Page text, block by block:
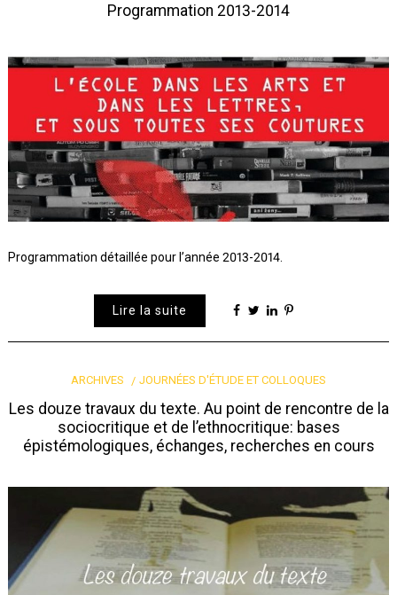
Programmation 2013-2014
Programmation détaillée pour l’année 2013-2014.
Lire la suite
ARCHIVES JOURNÉES D'ÉTUDE ET COLLOQUES
Les douze travaux du texte. Au point de rencontre de la
sociocritique et de l’ethnocritique: bases
épistémologiques, échanges, recherches en cours